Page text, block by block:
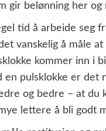
gir belønning her
tid å arbeide seg
vanskelig å måle
kommer inn i
en pulsklokke er det
og bedre – at
lettere å bli godt